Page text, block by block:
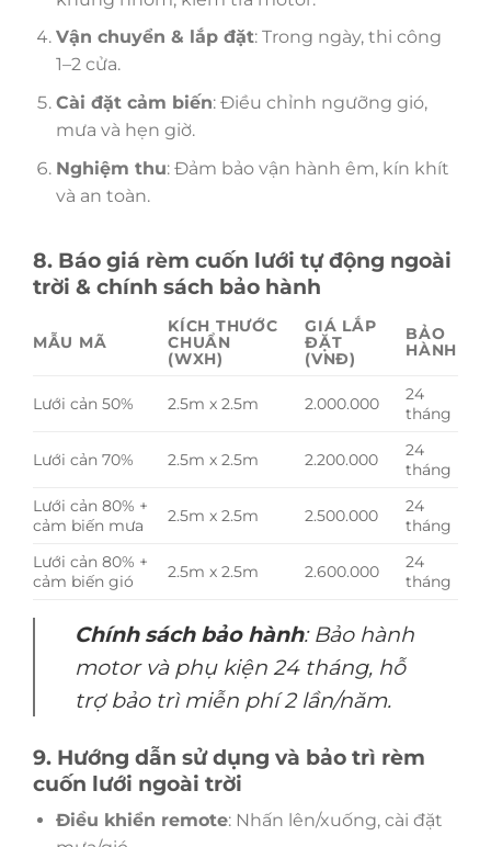
Vận chuyển & lắp đặt: Trong ngày, thi công
1–2 cửa.
Cài đặt cảm biến: Điều chỉnh ngưỡng gió,
mưa và hẹn giờ.
Nghiệm thu: Đảm bảo vận hành êm, kín khít
và an toàn.
8. Báo giá rèm cuốn lưới tự động ngoài
trời & chính sách bảo hành
MẪU MÃ
KÍCH THƯỚC
CHUẨN
(WXH)
GIÁ LẮP
ĐẶT
(VNĐ)
BẢO
HÀNH
Lưới cản 50% 2.5m x 2.5m 2.000.000
24
tháng
Lưới cản 70% 2.5m x 2.5m 2.200.000
24
tháng
Lưới cản 80% +
cảm biến mưa
2.5m x 2.5m 2.500.000
24
tháng
Lưới cản 80% +
cảm biến gió
2.5m x 2.5m 2.600.000
24
tháng
Chính sách bảo hành: Bảo hành
motor và phụ kiện 24 tháng, hỗ
trợ bảo trì miễn phí 2 lần/năm.
9. Hướng dẫn sử dụng và bảo trì rèm
cuốn lưới ngoài trời
Điều khiển remote: Nhấn lên/xuống, cài đặt